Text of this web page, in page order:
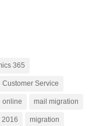
365
Customer Service
online mail migration
2016 migration